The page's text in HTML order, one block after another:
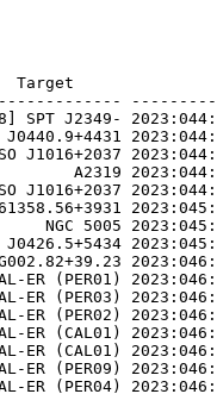
Target
SPT J2349-
J0440.9+4431
J1016+2037
A2319
J1016+2037
NGC 5005
J0426.5+5434
(PER01)
(PER03)
(PER02)
(CAL01)
(CAL01)
(PER09)